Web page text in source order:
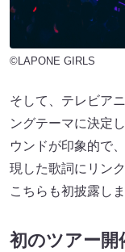
©LAPONE GIRLS
そして、テレビア
ングテーマに決定
ウンドが印象的で
現した歌詞にリン
こちらも初披露しま
初のツアー開